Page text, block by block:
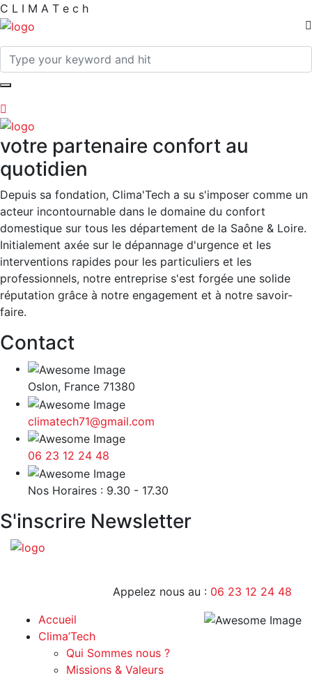
C L I M A T e c h
votre partenaire confort au
quotidien
Depuis sa fondation, Clima'Tech a su s'imposer comme un
acteur incontournable dans le domaine du confort
domestique sur tous les département de la Saône & Loire.
Initialement axée sur le dépannage d'urgence et les
interventions rapides pour les particuliers et les
professionnels, notre entreprise s'est forgée une solide
réputation grâce à notre engagement et à notre savoir-
faire.
Contact
Oslon, France 71380
climatech71@gmail.com
06 23 12 24 48
Nos Horaires : 9.30 - 17.30
S'inscrire Newsletter
Appelez nous au : 06 23 12 24 48
Accueil
Clima’Tech
Qui Sommes nous ?
Missions & Valeurs